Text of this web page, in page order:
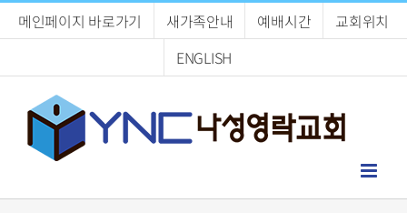
메인페이지 바로가기 새가족안내 예배시간
교회위치
ENGLISH